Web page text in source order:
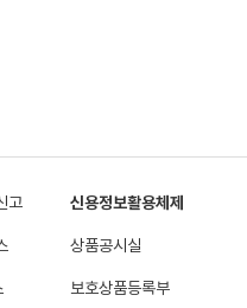
고 신용정보활용체제
상품공시실
보호상품등록부